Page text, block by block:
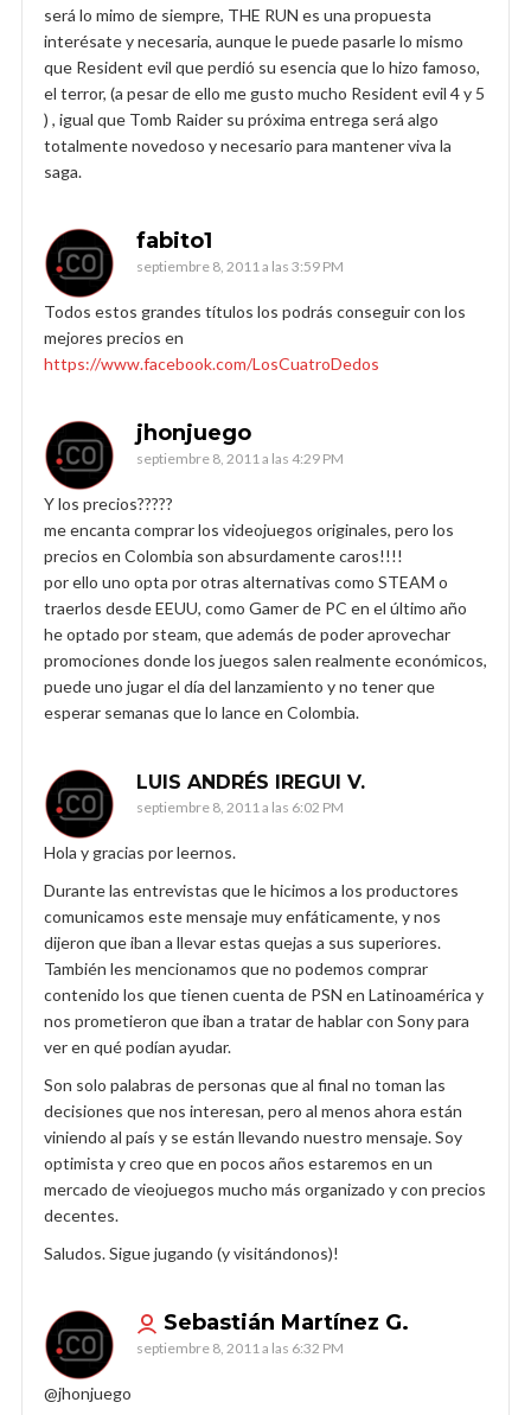
será lo mimo de siempre, THE RUN es una propuesta
interésate y necesaria, aunque le puede pasarle lo mismo
que Resident evil que perdió su esencia que lo hizo famoso,
el terror, (a pesar de ello me gusto mucho Resident evil 4 y 5
) , igual que Tomb Raider su próxima entrega será algo
totalmente novedoso y necesario para mantener viva la
saga.
fabito1
septiembre 8, 2011 a las 3:59 PM
Todos estos grandes títulos los podrás conseguir con los
mejores precios en
https://www.facebook.com/LosCuatroDedos
jhonjuego
septiembre 8, 2011 a las 4:29 PM
Y los precios?????
me encanta comprar los videojuegos originales, pero los
precios en Colombia son absurdamente caros!!!!
por ello uno opta por otras alternativas como STEAM o
traerlos desde EEUU, como Gamer de PC en el último año
he optado por steam, que además de poder aprovechar
promociones donde los juegos salen realmente económicos,
puede uno jugar el día del lanzamiento y no tener que
esperar semanas que lo lance en Colombia.
LUIS ANDRÉS IREGUI V.
septiembre 8, 2011 a las 6:02 PM
Hola y gracias por leernos.
Durante las entrevistas que le hicimos a los productores
comunicamos este mensaje muy enfáticamente, y nos
dijeron que iban a llevar estas quejas a sus superiores.
También les mencionamos que no podemos comprar
contenido los que tienen cuenta de PSN en Latinoamérica y
nos prometieron que iban a tratar de hablar con Sony para
ver en qué podían ayudar.
Son solo palabras de personas que al final no toman las
decisiones que nos interesan, pero al menos ahora están
viniendo al país y se están llevando nuestro mensaje. Soy
optimista y creo que en pocos años estaremos en un
mercado de vieojuegos mucho más organizado y con precios
decentes.
Saludos. Sigue jugando (y visitándonos)!
Sebastián Martínez G.
septiembre 8, 2011 a las 6:32 PM
@jhonjuego